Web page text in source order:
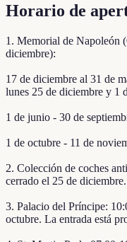
Horario de
1. Memorial de Napoleón
diciembre):
17 de diciembre al 31 de
lunes 25 de diciembre y 1
1 de junio - 30 de
1 de octubre - 11 de
2. Colección de coches
cerrado el 25 de diciembre.
3. Palacio del Príncipe:
octubre. La entrada está